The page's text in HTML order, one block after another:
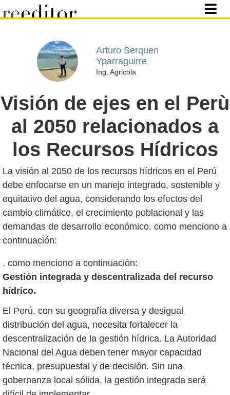
Arturo Serquen
Yparraguirre
Ing. Agricola
Visión de ejes en el Perù
al 2050 relacionados a
los Recursos Hídricos
La visión al 2050 de los recursos hídricos en el Perú
debe enfocarse en un manejo integrado, sostenible y
equitativo del agua, considerando los efectos del
cambio climático, el crecimiento poblacional y las
demandas de desarrollo económico. como menciono a
. como menciono a continuación:
Gestión integrada y descentralizada del recurso
hídrico.
El Perú, con su geografía diversa y desigual
distribución del agua, necesita fortalecer la
descentralización de la gestión hídrica. La Autoridad
Nacional del Agua deben tener mayor capacidad
técnica, presupuestal y de decisión. Sin una
gobernanza local sólida, la gestión integrada será